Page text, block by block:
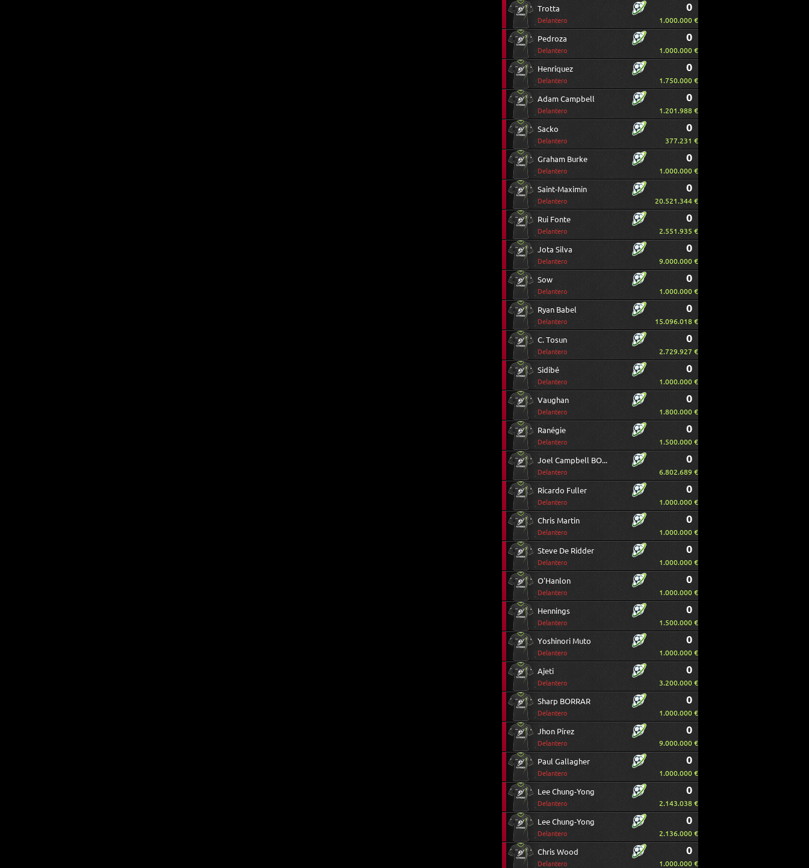
Trotta
Delantero
0
1.000.000 €
Pedroza
Delantero
0
1.000.000 €
Henríquez
Delantero
0
1.750.000 €
Adam Campbell
Delantero
0
1.201.988 €
Sacko
Delantero
0
377.231 €
Graham Burke
Delantero
0
1.000.000 €
Saint-Maximin
Delantero
0
20.521.344 €
Rui Fonte
Delantero
0
2.551.935 €
Jota Silva
Delantero
0
9.000.000 €
Sow
Delantero
0
1.000.000 €
Ryan Babel
Delantero
0
15.096.018 €
C. Tosun
Delantero
0
2.729.927 €
Sidibé
Delantero
0
1.000.000 €
Vaughan
Delantero
0
1.800.000 €
Ranégie
Delantero
0
1.500.000 €
Joel Campbell BORRAR
Delantero
0
6.802.689 €
Ricardo Fuller
Delantero
0
1.000.000 €
Chris Martin
Delantero
0
1.000.000 €
Steve De Ridder
Delantero
0
1.000.000 €
O'Hanlon
Delantero
0
1.000.000 €
Hennings
Delantero
0
1.500.000 €
Yoshinori Muto
Delantero
0
1.000.000 €
Ajeti
Delantero
0
3.200.000 €
Sharp BORRAR
Delantero
0
1.000.000 €
Jhon Pírez
Delantero
0
9.000.000 €
Paul Gallagher
Delantero
0
1.000.000 €
Lee Chung-Yong
Delantero
0
2.143.038 €
Lee Chung-Yong
Delantero
0
2.136.000 €
Chris Wood
Delantero
0
1.000.000 €